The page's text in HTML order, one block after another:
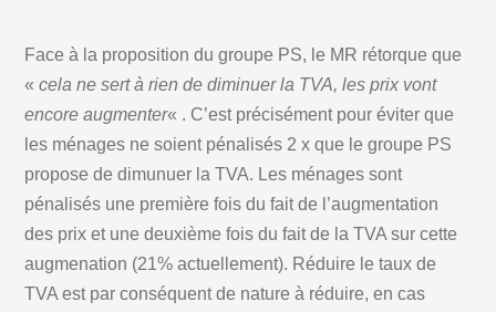
Face à la proposition du groupe PS, le MR rétorque que
«cela ne sert à rien de diminuer la TVA, les prix vont
encore augmenter« . C’est précisément pour éviter que
les ménages ne soient pénalisés 2 x que le groupe PS
propose de dimunuer la TVA. Les ménages sont
pénalisés une première fois du fait de l’augmentation
des prix et une deuxième fois du fait de la TVA sur cette
augmenation (21% actuellement). Réduire le taux de
TVA est par conséquent de nature à réduire, en cas